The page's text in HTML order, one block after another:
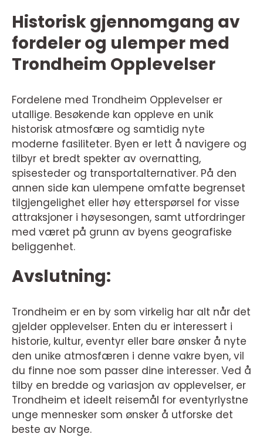
Historisk gjennomgang av
fordeler og ulemper med
Trondheim Opplevelser
Fordelene med Trondheim Opplevelser er
utallige. Besøkende kan oppleve en unik
historisk atmosfære og samtidig nyte
moderne fasiliteter. Byen er lett å navigere og
tilbyr et bredt spekter av overnatting,
spisesteder og transportalternativer. På den
annen side kan ulempene omfatte begrenset
tilgjengelighet eller høy etterspørsel for visse
attraksjoner i høysesongen, samt utfordringer
med været på grunn av byens geografiske
beliggenhet.
Avslutning:
Trondheim er en by som virkelig har alt når det
gjelder opplevelser. Enten du er interessert i
historie, kultur, eventyr eller bare ønsker å nyte
den unike atmosfæren i denne vakre byen, vil
du finne noe som passer dine interesser. Ved å
tilby en bredde og variasjon av opplevelser, er
Trondheim et ideelt reisemål for eventyrlystne
unge mennesker som ønsker å utforske det
beste av Norge.